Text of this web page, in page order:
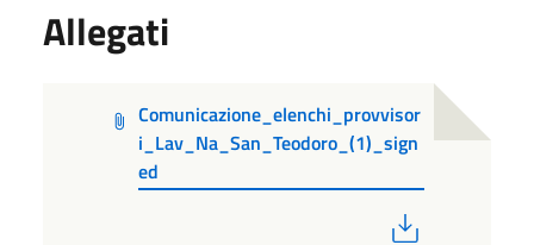
Allegati
Comunicazione_elenchi_provvisor
i_Lav_Na_San_Teodoro_(1)_sign
ed